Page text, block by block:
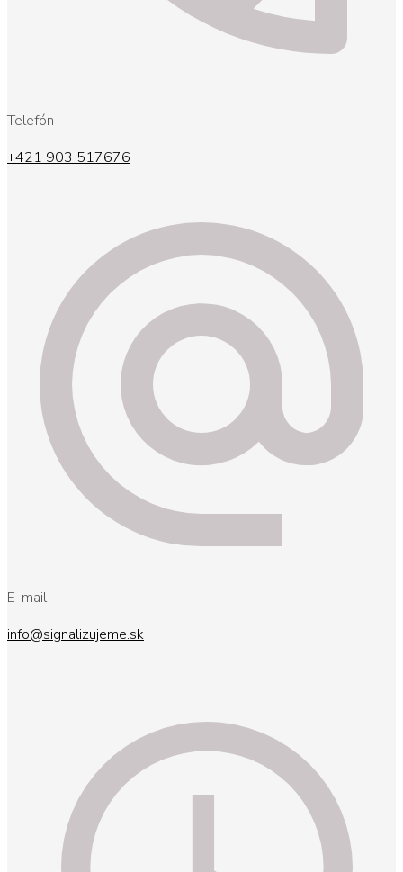
Telefón
+421 903 517676
E-mail
info@signalizujeme.sk